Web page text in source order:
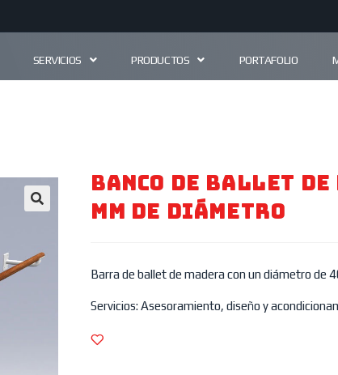
SERVICIOS PRODUCTOS PORTAFOLIO
Banco De Ballet De
Mm De Diámetro
Barra de ballet de madera con un diámetro de
Servicios: Asesoramiento, diseño y